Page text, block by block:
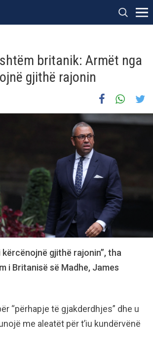
britanik: Armët nga
gjithë rajonin
kërcënojnë gjithë rajonin”, tha
i Britanisë së Madhe, James
“përhapje të gjakderdhjes” dhe u
me aleatët për t’iu kundërvënë